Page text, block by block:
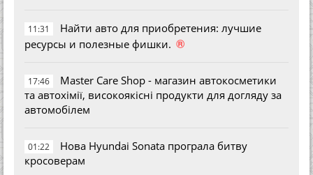
11:31
Найти авто для приобретения: лучшие
ресурсы и полезные фишки. ®
17:46
Master Care Shop - магазин автокосметики
та автохімії, високоякісні продукти для догляду за
автомобілем
01:22
Нова Hyundai Sonata програла битву
кросоверам